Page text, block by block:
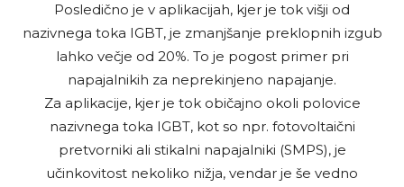
Posledično je v aplikacijah, kjer je tok višji od
nazivnega toka IGBT, je zmanjšanje preklopnih izgub
lahko večje od 20%. To je pogost primer pri
napajalnikih za neprekinjeno napajanje.
Za aplikacije, kjer je tok običajno okoli polovice
nazivnega toka IGBT, kot so npr. fotovoltaični
pretvorniki ali stikalni napajalniki (SMPS), je
učinkovitost nekoliko nižja, vendar je še vedno